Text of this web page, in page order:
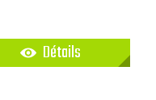
Détails